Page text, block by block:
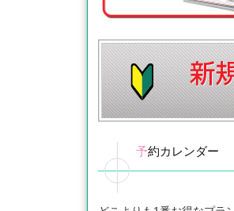
予約カレンダー